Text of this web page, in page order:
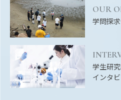
OUR
学問探
学生研
インタ